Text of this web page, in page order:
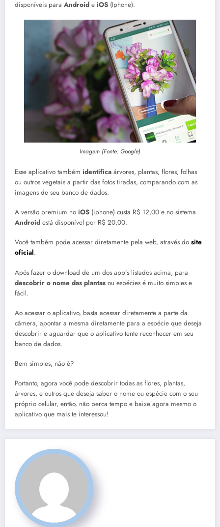
disponíveis para Android e iOS (Iphone).
Imagem (Fonte: Google)
Esse aplicativo também identifica árvores, plantas, flores, folhas
ou outros vegetais a partir das fotos tiradas, comparando com as
imagens de seu banco de dados.
A versão premium no iOS (iphone) custa R$ 12,00 e no sistema
Android está disponível por R$ 20,00.
Você também pode acessar diretamente pela web, através do site
oficial.
Após fazer o download de um dos app’s listados acima, para
descobrir o nome das plantas ou espécies é muito simples e
fácil.
Ao acessar o aplicativo, basta acessar diretamente a parte da
câmera, apontar a mesma diretamente para a espécie que deseja
descobrir e aguardar que o aplicativo tente reconhecer em seu
banco de dados.
Bem simples, não é?
Portanto, agora você pode descobrir todas as flores, plantas,
árvores, e outros que deseja saber o nome ou espécie com o seu
próprio celular, então, não perca tempo e baixe agora mesmo o
aplicativo que mais te interessou!